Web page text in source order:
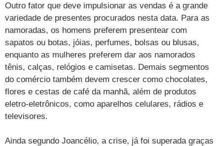
Outro fator que deve impulsionar as vendas é a grande
variedade de presentes procurados nesta data. Para as
namoradas, os homens preferem presentear com
sapatos ou botas, jóias, perfumes, bolsas ou blusas,
enquanto as mulheres preferem dar aos namorados
tênis, calças, relógios e camisetas. Demais segmentos
do comércio também devem crescer como chocolates,
flores e cestas de café da manhã, além de produtos
eletro-eletrônicos, como aparelhos celulares, rádios e
televisores.
Ainda segundo Joancélio, a crise, já foi superada graças